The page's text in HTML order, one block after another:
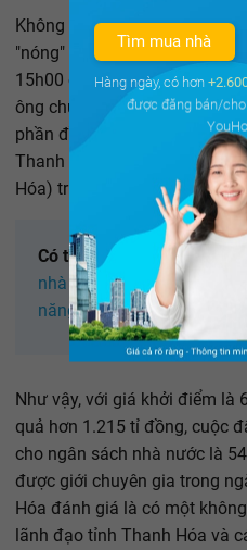
Không khí tại phiên đấu giá
"nóng" và căng thẳng bởi
15h00 cùng ngày mới đi đến
ông chủ của khu "đất vàng"
phần đầu tư và xây dựng ADI
Thanh Hóa (có địa chỉ ở
Hóa) trúng đấu giá với số tiền
Có thể bạn quan tâm :
nhà đầu tư lớn khác bắt
năng mới - Thanh Hóa
Như vậy, với giá khởi điểm là
quả hơn 1.215 tỉ đồng, cuộc
cho ngân sách nhà nước là
được giới chuyên gia trong
Hóa đánh giá là có một
lãnh đạo tỉnh Thanh Hóa và
Tìm mua nhà
Hàng ngày, có hơn
được đăng bán/